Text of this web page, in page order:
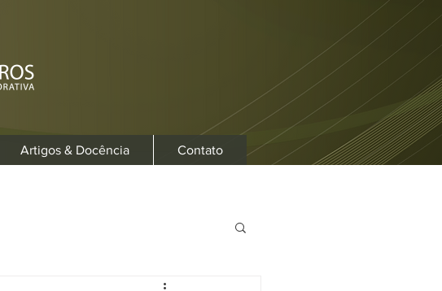
Artigos & Docência Contato